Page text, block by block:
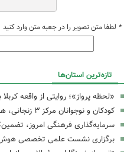
* لطفا متن تصویر را در جعبه متن وارد کنید
تازه‌ترین استان‌ها
«لحظه پرواز»؛ روایتی از واقعه
کودکان و نوجوانان مرکز ۳ زنجانی، همیار طبیعت شدند
سرمایه‌گذاری فرهنگی امروز،
برگزاری نشست علمی تخصصی هوش